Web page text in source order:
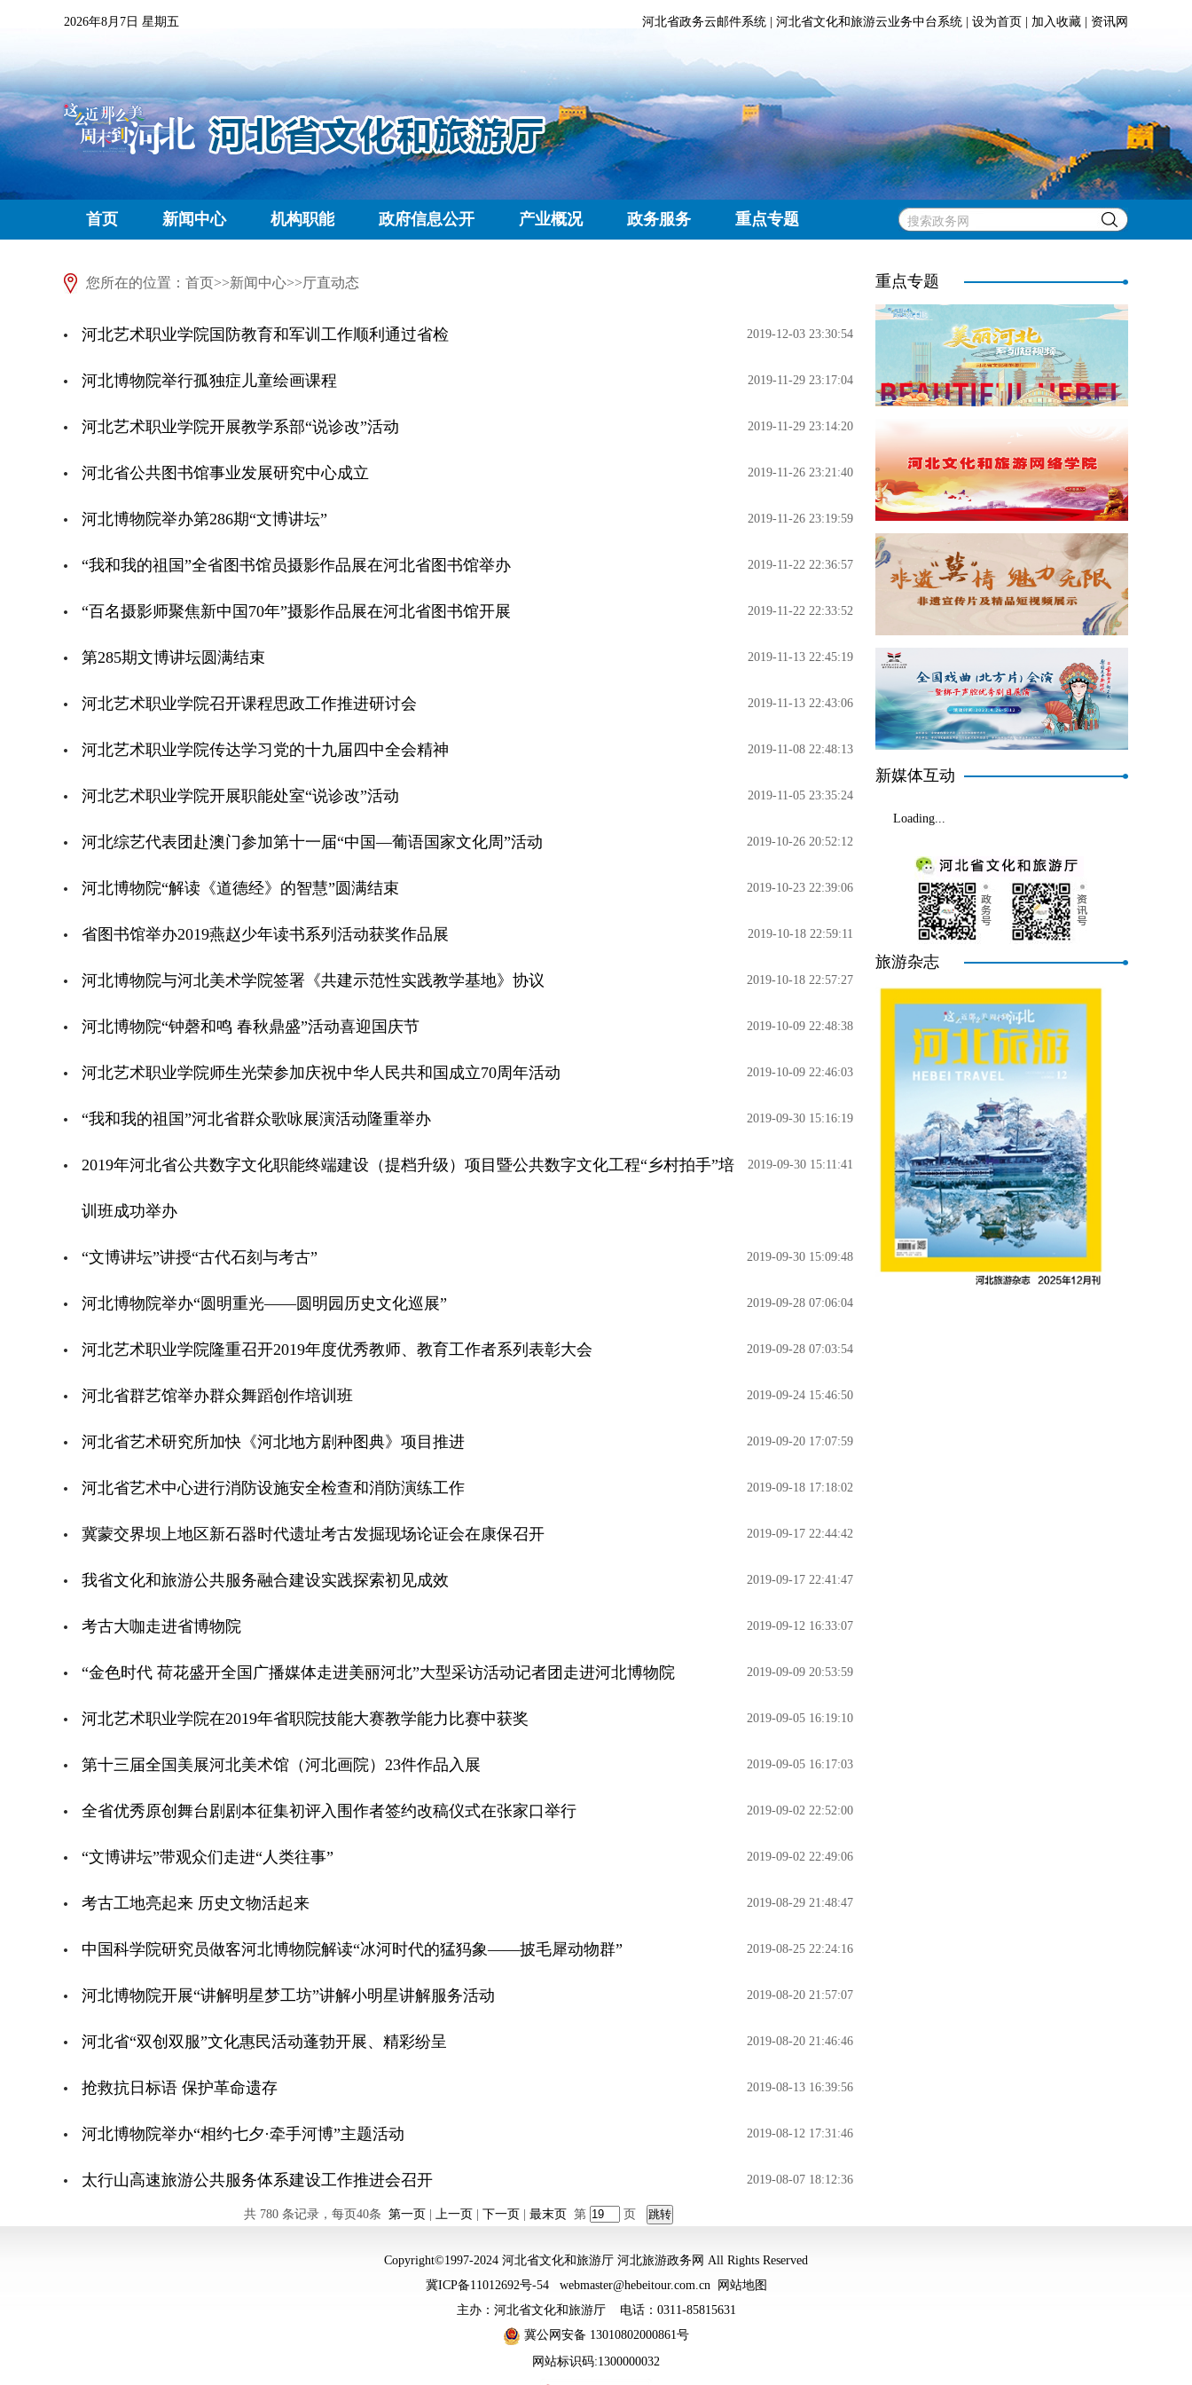
2026年8月7日 星期五 河北省政务云邮件系统 河北省文化和旅游云业务中台系统 设为首页 加入收藏 资讯网
首页 新闻中心 机构职能 政府信息公开 产业概况 政务服务 重点专题
您所在的位置： 首页>>新闻中心>>厅直动态
2019-12-03 23:30:54
河北艺术职业学院国防教育和军训工作顺利通过省检
2019-11-29 23:17:04
河北博物院举行孤独症儿童绘画课程
2019-11-29 23:14:20
河北艺术职业学院开展教学系部“说诊改”活动
2019-11-26 23:21:40
河北省公共图书馆事业发展研究中心成立
2019-11-26 23:19:59
河北博物院举办第286期“文博讲坛”
2019-11-22 22:36:57
“我和我的祖国”全省图书馆员摄影作品展在河北省图书馆举办
2019-11-22 22:33:52
“百名摄影师聚焦新中国70年”摄影作品展在河北省图书馆开展
2019-11-13 22:45:19
第285期文博讲坛圆满结束
2019-11-13 22:43:06
河北艺术职业学院召开课程思政工作推进研讨会
2019-11-08 22:48:13
河北艺术职业学院传达学习党的十九届四中全会精神
2019-11-05 23:35:24
河北艺术职业学院开展职能处室“说诊改”活动
2019-10-26 20:52:12
河北综艺代表团赴澳门参加第十一届“中国—葡语国家文化周”活动
2019-10-23 22:39:06
河北博物院“解读《道德经》的智慧”圆满结束
2019-10-18 22:59:11
省图书馆举办2019燕赵少年读书系列活动获奖作品展
2019-10-18 22:57:27
河北博物院与河北美术学院签署《共建示范性实践教学基地》协议
2019-10-09 22:48:38
河北博物院“钟磬和鸣 春秋鼎盛”活动喜迎国庆节
2019-10-09 22:46:03
河北艺术职业学院师生光荣参加庆祝中华人民共和国成立70周年活动
2019-09-30 15:16:19
“我和我的祖国”河北省群众歌咏展演活动隆重举办
2019-09-30 15:11:41
2019年河北省公共数字文化职能终端建设（提档升级）项目暨公共数字文化工程“乡村拍手”培
训班成功举办
2019-09-30 15:09:48
“文博讲坛”讲授“古代石刻与考古”
2019-09-28 07:06:04
河北博物院举办“圆明重光——圆明园历史文化巡展”
2019-09-28 07:03:54
河北艺术职业学院隆重召开2019年度优秀教师、教育工作者系列表彰大会
2019-09-24 15:46:50
河北省群艺馆举办群众舞蹈创作培训班
2019-09-20 17:07:59
河北省艺术研究所加快《河北地方剧种图典》项目推进
2019-09-18 17:18:02
河北省艺术中心进行消防设施安全检查和消防演练工作
2019-09-17 22:44:42
冀蒙交界坝上地区新石器时代遗址考古发掘现场论证会在康保召开
2019-09-17 22:41:47
我省文化和旅游公共服务融合建设实践探索初见成效
2019-09-12 16:33:07
考古大咖走进省博物院
2019-09-09 20:53:59
“金色时代 荷花盛开全国广播媒体走进美丽河北”大型采访活动记者团走进河北博物院
2019-09-05 16:19:10
河北艺术职业学院在2019年省职院技能大赛教学能力比赛中获奖
2019-09-05 16:17:03
第十三届全国美展河北美术馆（河北画院）23件作品入展
2019-09-02 22:52:00
全省优秀原创舞台剧剧本征集初评入围作者签约改稿仪式在张家口举行
2019-09-02 22:49:06
“文博讲坛”带观众们走进“人类往事”
2019-08-29 21:48:47
考古工地亮起来 历史文物活起来
2019-08-25 22:24:16
中国科学院研究员做客河北博物院解读“冰河时代的猛犸象——披毛犀动物群”
2019-08-20 21:57:07
河北博物院开展“讲解明星梦工坊”讲解小明星讲解服务活动
2019-08-20 21:46:46
河北省“双创双服”文化惠民活动蓬勃开展、精彩纷呈
2019-08-13 16:39:56
抢救抗日标语 保护革命遗存
2019-08-12 17:31:46
河北博物院举办“相约七夕·牵手河博”主题活动
2019-08-07 18:12:36
太行山高速旅游公共服务体系建设工作推进会召开
共 780 条记录，每页40条 第一页 上一页 下一页 最末页 第 页
重点专题
新媒体互动
Loading...
旅游杂志
Copyright©1997-2024 河北省文化和旅游厅 河北旅游政务网 All Rights Reserved
冀ICP备11012692号-54webmaster@hebeitour.com.cn
网站地图
主办：河北省文化和旅游厅 电话：0311-85815631
冀公网安备 13010802000861号
网站标识码:1300000032